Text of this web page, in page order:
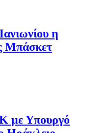
η
Μπάσκετ
με Υπουργό